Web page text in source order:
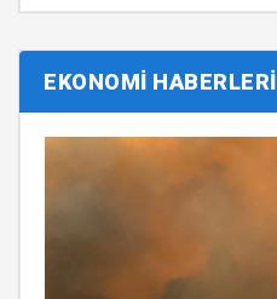
EKONOMİ HABERLERİ